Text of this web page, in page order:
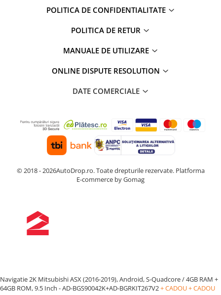
POLITICA DE CONFIDENTIALITATE
POLITICA DE RETUR
MANUALE DE UTILIZARE
ONLINE DISPUTE RESOLUTION
DATE COMERCIALE
© 2018 - 2026AutoDrop.ro. Toate drepturile rezervate. Platforma
E-commerce by Gomag
Navigatie 2K Mitsubishi ASX (2016-2019), Android, S-Quadcore / 4GB RAM +
64GB ROM, 9.5 Inch - AD-BGS90042K+AD-BGRKIT267V2+ CADOU+ CADOU